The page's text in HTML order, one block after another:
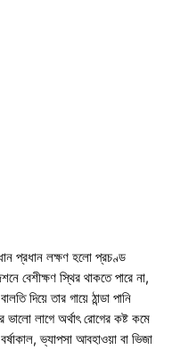
প্রধান লক্ষণ হলো প্রচণ্ড
বেশীক্ষণ স্থির থাকতে পারে না,
দিয়ে তার গায়ে ঠান্ডা পানি
ভালো লাগে অর্থাৎ রোগের কষ্ট কমে
ভ্যাপসা আবহাওয়া বা ভিজা